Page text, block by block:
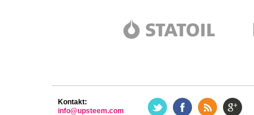
Kontakt:
info@upsteem.com